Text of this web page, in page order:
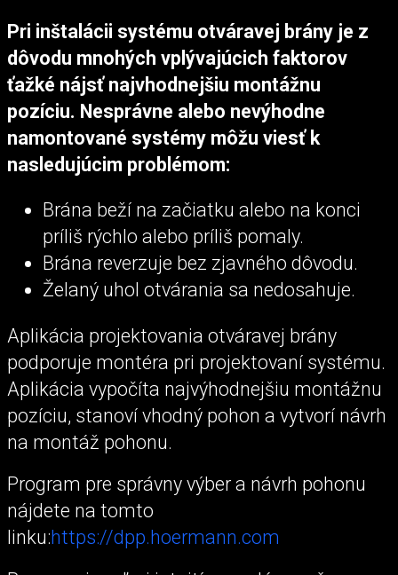
Pri inštalácii systému otváravej brány je z
dôvodu mnohých vplývajúcich faktorov
ťažké nájsť najvhodnejšiu montážnu
pozíciu. Nesprávne alebo nevýhodne
namontované systémy môžu viesť k
nasledujúcim problémom:
Brána beží na začiatku alebo na konci
príliš rýchlo alebo príliš pomaly.
Brána reverzuje bez zjavného dôvodu.
Želaný uhol otvárania sa nedosahuje.
Aplikácia projektovania otváravej brány
podporuje montéra pri projektovaní systému.
Aplikácia vypočíta najvýhodnejšiu montážnu
pozíciu, stanoví vhodný pohon a vytvorí návrh
na montáž pohonu.
Program pre správny výber a návrh pohonu
nájdete na tomto
linku:https://dpp.hoermann.com